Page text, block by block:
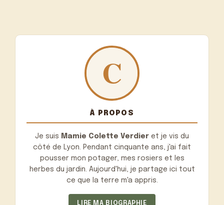
À PROPOS
Je suis Mamie Colette Verdier et je vis du
côté de Lyon. Pendant cinquante ans, j'ai fait
pousser mon potager, mes rosiers et les
herbes du jardin. Aujourd'hui, je partage ici tout
ce que la terre m'a appris.
LIRE MA BIOGRAPHIE